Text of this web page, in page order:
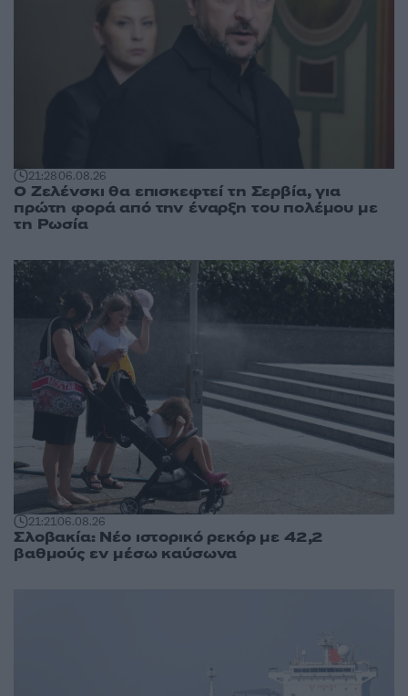
21:2806.08.26
Ο Ζελένσκι θα επισκεφτεί τη Σερβία, για
πρώτη φορά από την έναρξη του πολέμου με
τη Ρωσία
21:2106.08.26
Σλοβακία: Νέο ιστορικό ρεκόρ με 42,2
βαθμούς εν μέσω καύσωνα